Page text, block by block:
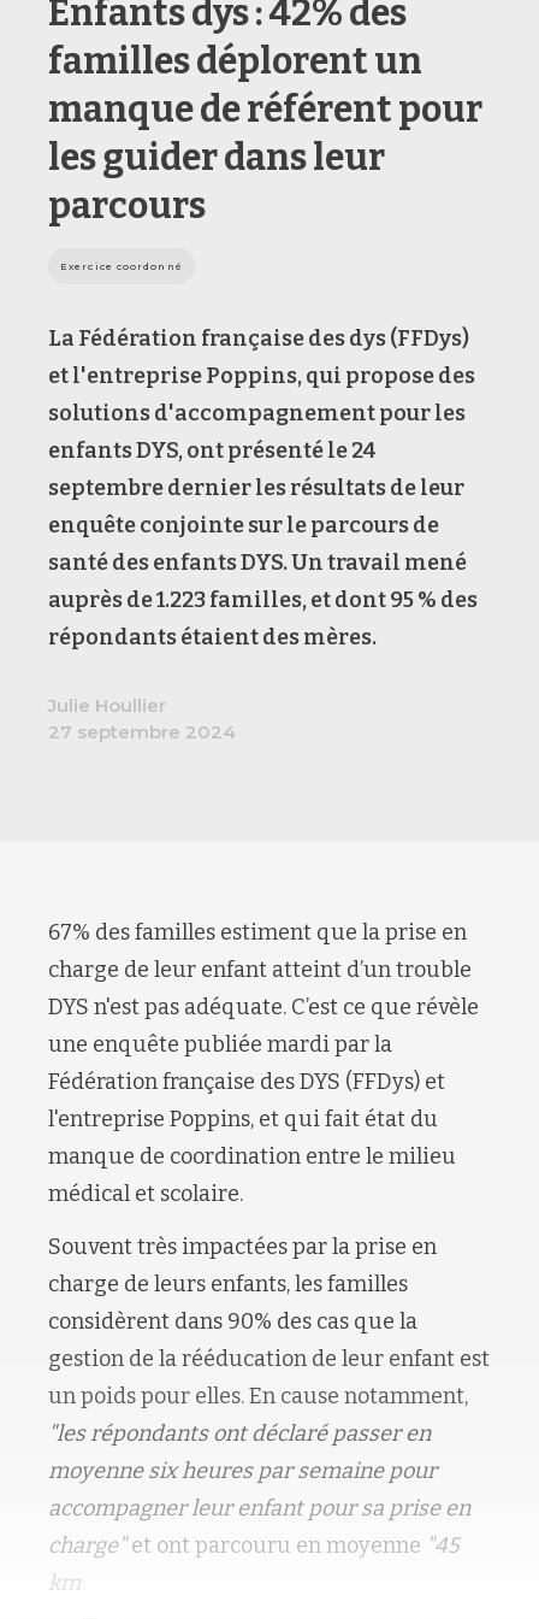
Enfants dys : 42% des
familles déplorent un
manque de référent pour
les guider dans leur
parcours
Exercice coordonné
La Fédération française des dys (FFDys)
et l'entreprise Poppins, qui propose des
solutions d'accompagnement pour les
enfants DYS, ont présenté le 24
septembre dernier les résultats de leur
enquête conjointe sur le parcours de
santé des enfants DYS. Un travail mené
auprès de 1.223 familles, et dont 95 % des
répondants étaient des mères.
Julie Houllier
27 septembre 2024
67% des familles estiment que la prise en
charge de leur enfant atteint d’un trouble
DYS n'est pas adéquate. C’est ce que révèle
une enquête publiée mardi par la
Fédération française des DYS (FFDys) et
l'entreprise Poppins, et qui fait état du
manque de coordination entre le milieu
médical et scolaire.
Souvent très impactées par la prise en
charge de leurs enfants, les familles
considèrent dans 90% des cas que la
gestion de la rééducation de leur enfant est
un poids pour elles. En cause notamment,
"les répondants ont déclaré passer en
moyenne six heures par semaine pour
accompagner leur enfant pour sa prise en
charge"et ont parcouru en moyenne "45
km